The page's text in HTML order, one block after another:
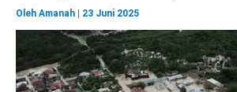
Oleh Amanah 23 Juni 2025